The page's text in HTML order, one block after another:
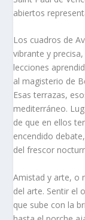
abiertos
Los cuadros de
vibrante y
lecciones
al magisterio de
Esas terrazas,
mediterráneo.
de que en ellos
encendido
del frescor
Amistad y arte, o
del arte. Sentir el
que sube con la